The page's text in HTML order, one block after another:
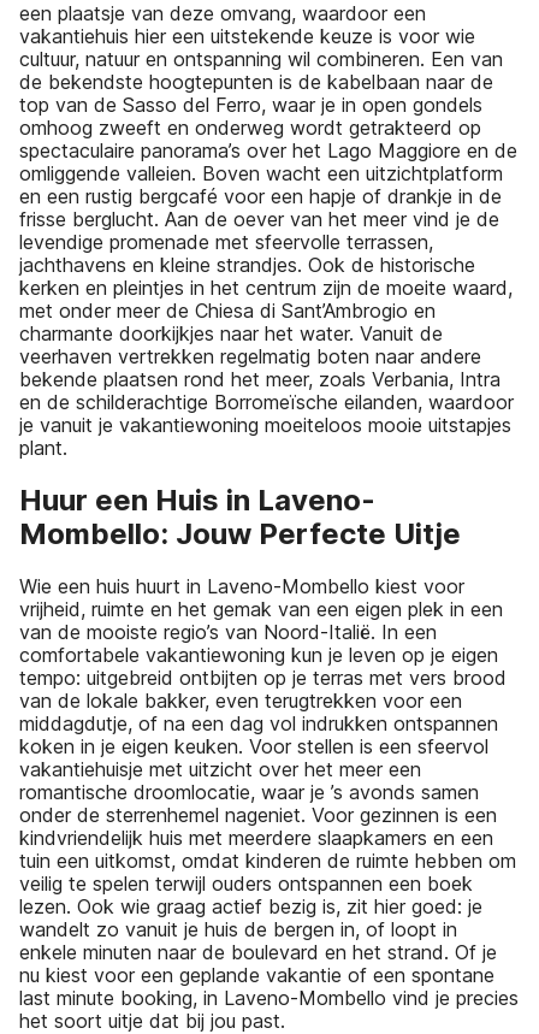
een plaatsje van deze omvang, waardoor een
vakantiehuis hier een uitstekende keuze is voor wie
cultuur, natuur en ontspanning wil combineren. Een van
de bekendste hoogtepunten is de kabelbaan naar de
top van de Sasso del Ferro, waar je in open gondels
omhoog zweeft en onderweg wordt getrakteerd op
spectaculaire panorama’s over het Lago Maggiore en de
omliggende valleien. Boven wacht een uitzichtplatform
en een rustig bergcafé voor een hapje of drankje in de
frisse berglucht. Aan de oever van het meer vind je de
levendige promenade met sfeervolle terrassen,
jachthavens en kleine strandjes. Ook de historische
kerken en pleintjes in het centrum zijn de moeite waard,
met onder meer de Chiesa di Sant’Ambrogio en
charmante doorkijkjes naar het water. Vanuit de
veerhaven vertrekken regelmatig boten naar andere
bekende plaatsen rond het meer, zoals Verbania, Intra
en de schilderachtige Borromeïsche eilanden, waardoor
je vanuit je vakantiewoning moeiteloos mooie uitstapjes
plant.
Huur een Huis in Laveno-
Mombello: Jouw Perfecte Uitje
Wie een huis huurt in Laveno-Mombello kiest voor
vrijheid, ruimte en het gemak van een eigen plek in een
van de mooiste regio’s van Noord-Italië. In een
comfortabele vakantiewoning kun je leven op je eigen
tempo: uitgebreid ontbijten op je terras met vers brood
van de lokale bakker, even terugtrekken voor een
middagdutje, of na een dag vol indrukken ontspannen
koken in je eigen keuken. Voor stellen is een sfeervol
vakantiehuisje met uitzicht over het meer een
romantische droomlocatie, waar je ’s avonds samen
onder de sterrenhemel nageniet. Voor gezinnen is een
kindvriendelijk huis met meerdere slaapkamers en een
tuin een uitkomst, omdat kinderen de ruimte hebben om
veilig te spelen terwijl ouders ontspannen een boek
lezen. Ook wie graag actief bezig is, zit hier goed: je
wandelt zo vanuit je huis de bergen in, of loopt in
enkele minuten naar de boulevard en het strand. Of je
nu kiest voor een geplande vakantie of een spontane
last minute booking, in Laveno-Mombello vind je precies
het soort uitje dat bij jou past.